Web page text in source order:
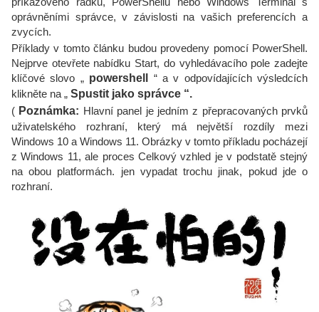
oprávněními správce, v závislosti na vašich preferencích a
zvycích.
Příklady v tomto článku budou provedeny pomocí PowerShell.
Nejprve otevřete nabídku Start, do vyhledávacího pole zadejte
klíčové slovo „ powershell
“ a v odpovídajících výsledcích
klikněte na „ Spustit jako správce “.
( Poznámka: Hlavní panel je jedním z přepracovaných prvků
uživatelského rozhraní, který má největší rozdíly mezi
Windows 10 a Windows 11. Obrázky v tomto příkladu pocházejí
z Windows 11, ale proces Celkový vzhled je v podstatě stejný
na obou platformách. jen vypadat trochu jinak, pokud jde o
rozhraní.